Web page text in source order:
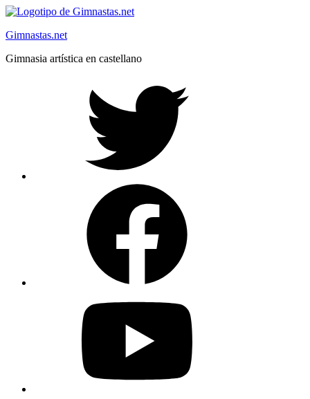
Saltar
contenido
Gimnastas.net
Gimnasia artística en castellano